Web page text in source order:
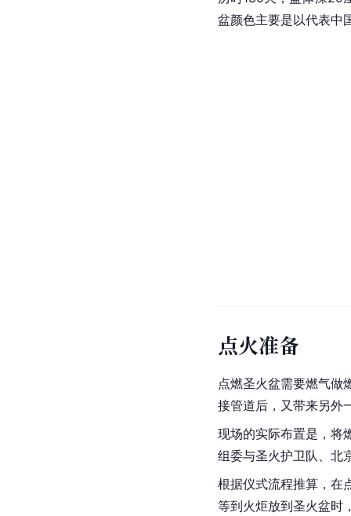
盆颜色主要是以代表中
点火准备
点燃圣火盆需要燃气做
接管道后，又带来另外
现场的实际布置是，将
组委与圣火护卫队、 北
根据仪式流程推算，在
等到火炬放到圣火盆时